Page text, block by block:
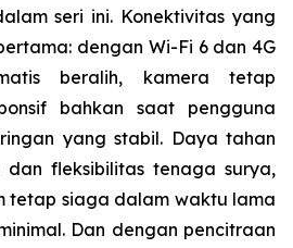
seri ini. Konektivitas yang
dengan Wi-Fi 6 dan 4G
beralih, kamera tetap
bahkan saat pengguna
yang stabil. Daya tahan
dan fleksibilitas tenaga surya,
tetap siaga dalam waktu lama
Dan dengan pencitraan